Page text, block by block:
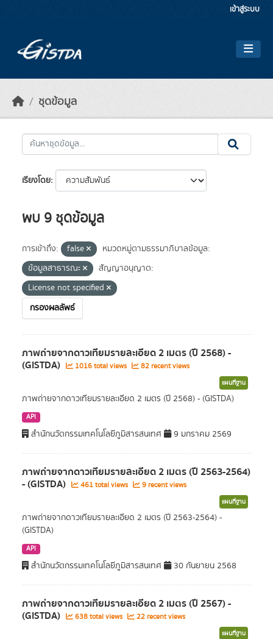
เข้าสู่ระบบ
ชุดข้อมูล
เรียงโดย
พบ 9 ชุดข้อมูล
การเข้าถึง: false
หมวดหมู่ตามธรรมาภิบาลข้อมูล:
ข้อมูลสาธารณะ
สัญญาอนุญาต:
License not specified
กรองผลลัพธ์
ภาพถ่ายจากดาวเทียมรายละเอียด 2 เมตร (ปี 2568) -
(GISTDA) 1016 total views 82 recent views
แผนที่ฐาน
ภาพถ่ายจากดาวเทียมรายละเอียด 2 เมตร (ปี 2568) - (GISTDA)
API
สำนักนวัตกรรมเทคโนโลยีภูมิสารสนเทศ 9 มกราคม 2569
ภาพถ่ายจากดาวเทียมรายละเอียด 2 เมตร (ปี 2563-2564)
- (GISTDA) 461 total views 9 recent views
แผนที่ฐาน
ภาพถ่ายจากดาวเทียมรายละเอียด 2 เมตร (ปี 2563-2564) -
(GISTDA)
API
สำนักนวัตกรรมเทคโนโลยีภูมิสารสนเทศ 30 กันยายน 2568
ภาพถ่ายจากดาวเทียมรายละเอียด 2 เมตร (ปี 2567) -
(GISTDA) 638 total views 22 recent views
แผนที่ฐาน